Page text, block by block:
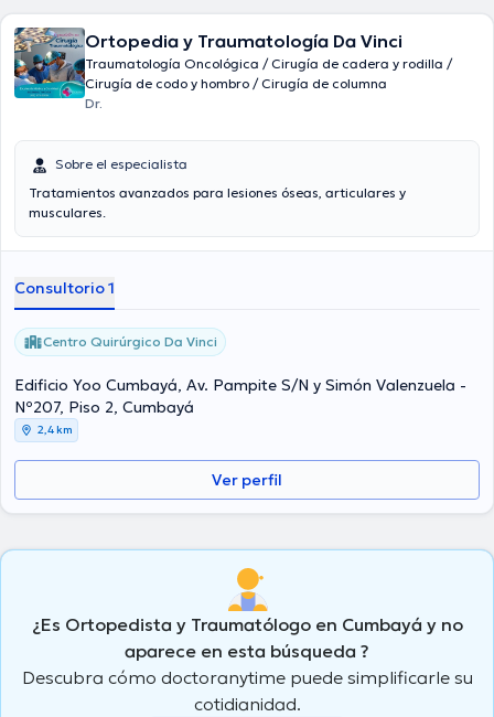
Ortopedia y Traumatología Da Vinci
Traumatología Oncológica / Cirugía de cadera y rodilla /
Cirugía de codo y hombro / Cirugía de columna
Dr.
Sobre el especialista
Tratamientos avanzados para lesiones óseas, articulares y
musculares.
Consultorio 1
Centro Quirúrgico Da Vinci
Edificio Yoo Cumbayá, Av. Pampite S/N y Simón Valenzuela -
Nº207, Piso 2, Cumbayá
2,4 km
Ver perfil
¿Es Ortopedista y Traumatólogo en Cumbayá y no
aparece en esta búsqueda ?
Descubra cómo doctoranytime puede simplificarle su
cotidianidad.